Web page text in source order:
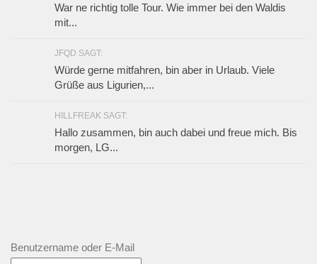
War ne richtig tolle Tour. Wie immer bei den Waldis
mit...
JFQD SAGT:
Würde gerne mitfahren, bin aber in Urlaub. Viele
Grüße aus Ligurien,...
HILLFREAK SAGT:
Hallo zusammen, bin auch dabei und freue mich. Bis
morgen, LG...
Benutzername oder E-Mail